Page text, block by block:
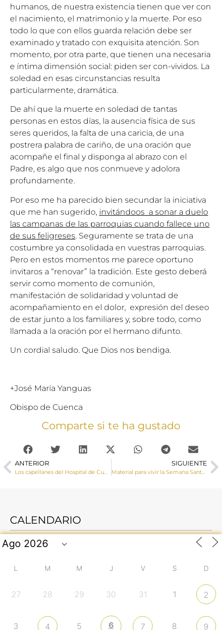
humanos, de nuestra existencia tienen que ver con
el nacimiento, el matrimonio y la muerte. Por eso
todo lo que con ellos guarda relación debe ser
examinado y tratado con exquisita atención. Son
momento, por otra parte, que tienen una necesaria
e íntima dimensión social: piden ser con-vividos. La
soledad en esas circunstancias resulta
particularmente, dramática.
De ahí que la muerte en soledad de tantas
personas en estos días, la ausencia física de sus
seres queridos, la falta de una caricia, de una
postrera palabra de cariño, de una oración que
acompañe el final y disponga al abrazo con el
Padre, es algo que nos conmueve y adolora
profundamente.
Por eso me ha parecido bien secundar la iniciativa
que me han sugerido, invitándoos a sonar a duelo
las campanas de las parroquias cuando fallece uno
de sus feligreses. Seguramente se trata de una
costumbre ya consolidada en vuestras parroquias.
Pero en estos momentos me parece oportuno
invitaros a “renovar” la tradición. Este gesto deberá
servir como momento de comunión,
manifestación de solidaridad y voluntad de
acompañamiento en el dolor, expresión del deseo
de estar junto a los familiares y, sobre todo, como
llamada a la oración por el hermano difunto.
Un cordial saludo. Que Dios nos bendiga.
+José María Yanguas
Obispo de Cuenca
Comparte si te ha gustado
ANTERIOR SIGUIENTE
Material para vivir la Semana Santa desde casa y en familia
CALENDARIO
L M M J V S D
27 28 29 30 31 1 2
3 4 5 6 7 8 9